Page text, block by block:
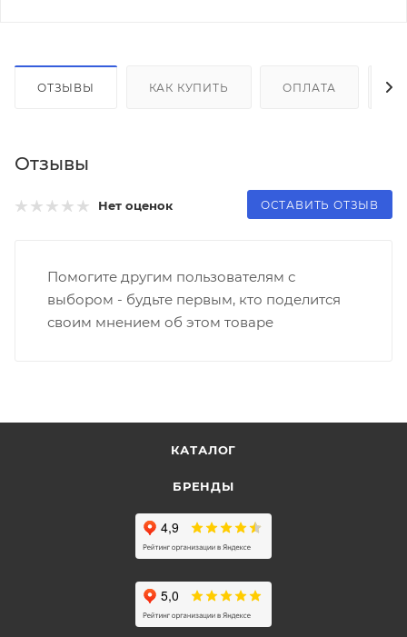
ОТЗЫВЫ КАК КУПИТЬ ОПЛАТА
Отзывы
Нет оценок ОСТАВИТЬ ОТЗЫВ
Помогите другим пользователям с
выбором - будьте первым, кто поделится
своим мнением об этом товаре
КАТАЛОГ
БРЕНДЫ